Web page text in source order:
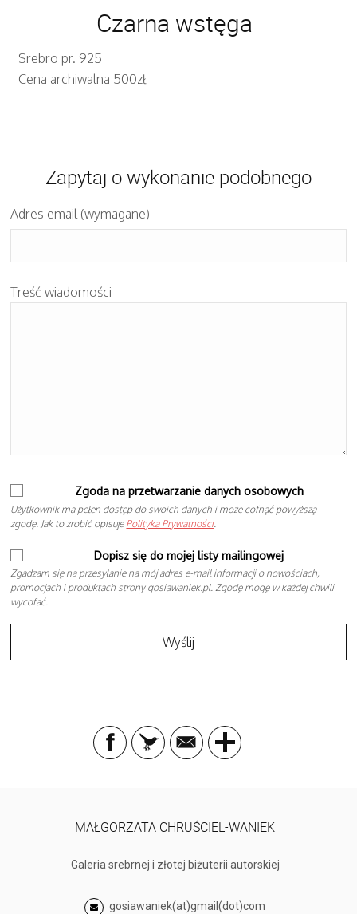
Czarna wstęga
Srebro pr. 925
Cena archiwalna 500zł
Zapytaj o wykonanie podobnego
Adres email (wymagane)
Treść wiadomości
Zgoda na przetwarzanie danych osobowych
Użytkownik ma pełen dostęp do swoich danych i może cofnąć powyższą
zgodę. Jak to zrobić opisuje Polityka Prywatności.
Dopisz się do mojej listy mailingowej
Zgadzam się na przesyłanie na mój adres e-mail informacji o nowościach,
promocjach i produktach strony gosiawaniek.pl. Zgodę mogę w każdej chwili
wycofać.
MAŁGORZATA CHRUŚCIEL-WANIEK
Galeria srebrnej i złotej biżuterii autorskiej
gosiawaniek(at)gmail(dot)com